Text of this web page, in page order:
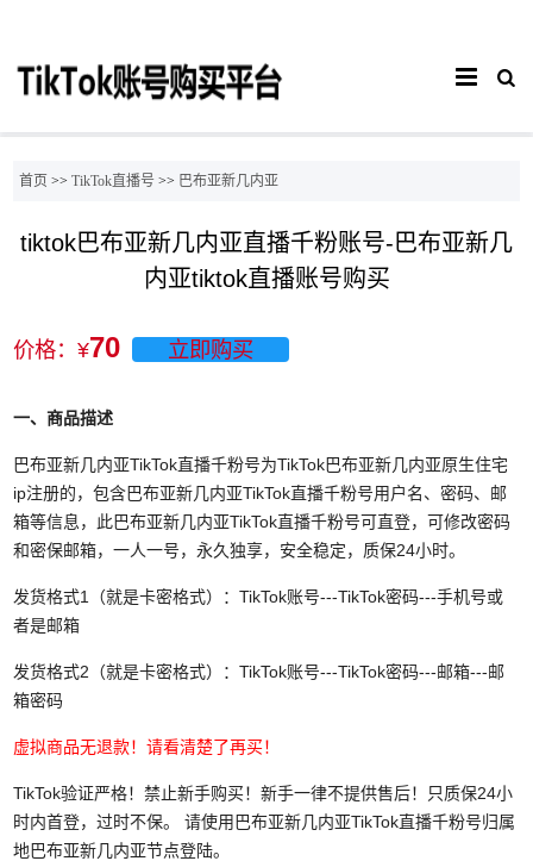
首页 >>TikTok直播号 >> 巴布亚新几内亚
tiktok巴布亚新几内亚直播千粉账号-巴布亚新几
内亚tiktok直播账号购买
价格：¥70 立即购买
一、商品描述
巴布亚新几内亚TikTok直播千粉号为TikTok巴布亚新几内亚原生住宅
ip注册的，包含巴布亚新几内亚TikTok直播千粉号用户名、密码、邮
箱等信息，此巴布亚新几内亚TikTok直播千粉号可直登，可修改密码
和密保邮箱，一人一号，永久独享，安全稳定，质保24小时。
发货格式1（就是卡密格式）：TikTok账号---TikTok密码---手机号或
者是邮箱
发货格式2（就是卡密格式）：TikTok账号---TikTok密码---邮箱---邮
箱密码
虚拟商品无退款！请看清楚了再买！
TikTok验证严格！禁止新手购买！新手一律不提供售后！只质保24小
时内首登，过时不保。请使用巴布亚新几内亚TikTok直播千粉号归属
地巴布亚新几内亚节点登陆。